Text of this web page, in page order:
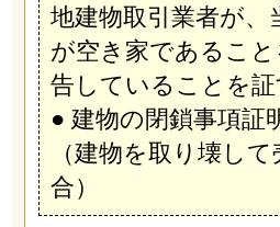
地建物取引業者が、
が空き家であるこ
告していることを
● 建物の閉鎖事項証
（建物を取り壊し
合）